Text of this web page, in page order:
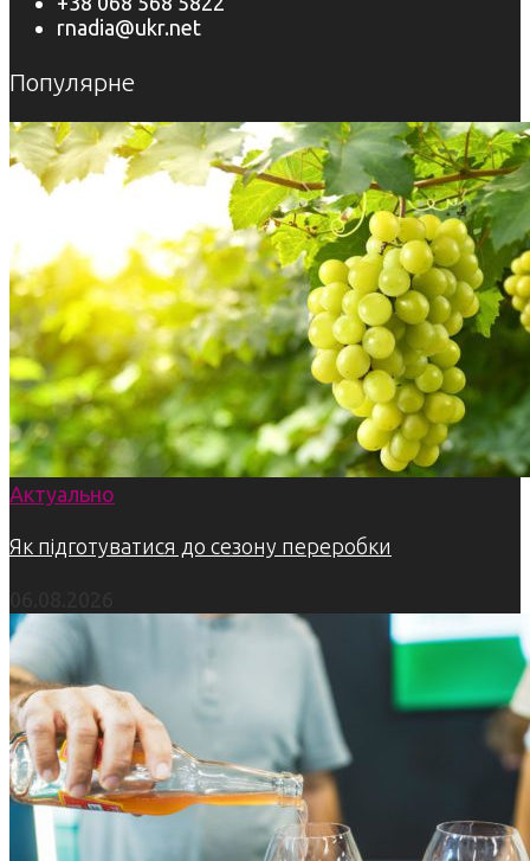
rnadia@ukr.net
Популярне
Актуально
Як підготуватися до сезону переробки